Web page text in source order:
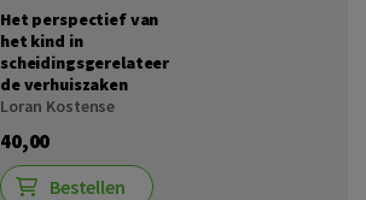
Het perspectief van
het kind in
scheidingsgerelateer
de verhuiszaken
Loran Kostense
40,00
Bestellen